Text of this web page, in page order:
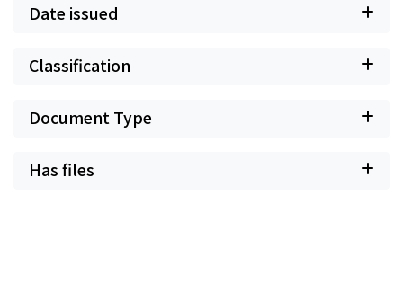
Date issued
Classification
Document Type
Has files